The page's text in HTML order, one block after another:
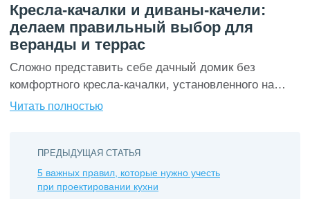
Кресла-качалки и диваны-качели:
делаем правильный выбор для
веранды и террас
Сложно представить себе дачный домик без
комфортного кресла-качалки, установленного на
свежем воздухе. Однако, сегодня, дизайнеры
решения, например, диваны-качели. Давайте
оценим преимущества каждого вида мебели, чтобы
вы могли сделать лучший выбор для себя и своей
Читать полностью
ПРЕДЫДУЩАЯ СТАТЬЯ
5 важных правил, которые нужно учесть
при проектировании кухни